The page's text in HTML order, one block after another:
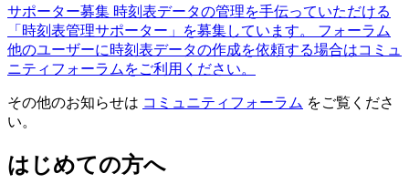
サポーター募集 時刻表データの管理を手伝っていただける
「時刻表管理サポーター」を募集しています。
フォーラム
他のユーザーに時刻表データの作成を依頼する場合はコミュ
ニティフォーラムをご利用ください。
その他のお知らせは コミュニティフォーラム をご覧くださ
い。
はじめての方へ